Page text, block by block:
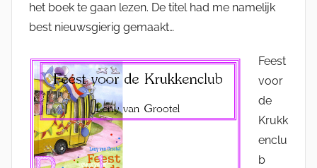
het boek te gaan lezen. De titel had me namelijk
best nieuwsgierig gemaakt…
Feest
voor
de
Krukk
enclu
b